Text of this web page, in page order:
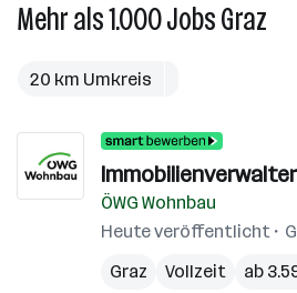
Mehr als 1.000JobsGraz
20 km Umkreis
ÖWG Wohnbau
Heute veröffentlicht
Graz
Vollzeit ab